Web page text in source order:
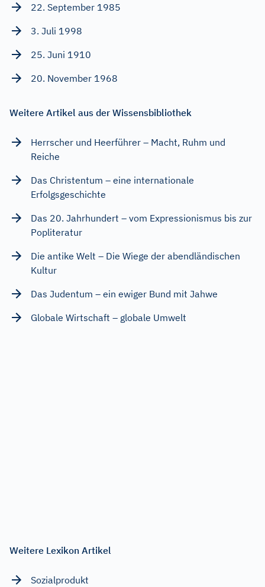
22. September 1985
3. Juli 1998
25. Juni 1910
20. November 1968
Weitere Artikel aus der Wissensbibliothek
Herrscher und Heerführer – Macht, Ruhm und
Reiche
Das Christentum – eine internationale
Erfolgsgeschichte
Das 20. Jahrhundert – vom Expressionismus bis zur
Popliteratur
Die antike Welt – Die Wiege der abendländischen
Kultur
Das Judentum – ein ewiger Bund mit Jahwe
Globale Wirtschaft – globale Umwelt
Weitere Lexikon Artikel
Sozialprodukt